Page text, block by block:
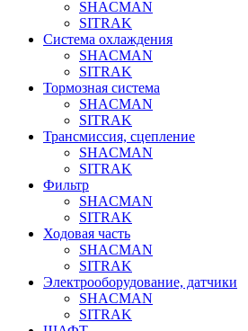
SHACMAN
SITRAK
Система охлаждения
SHACMAN
SITRAK
Тормозная система
SHACMAN
SITRAK
Трансмиссия, сцепление
SHACMAN
SITRAK
Фильтр
SHACMAN
SITRAK
Ходовая часть
SHACMAN
SITRAK
Электрооборудование, датчики
SHACMAN
SITRAK